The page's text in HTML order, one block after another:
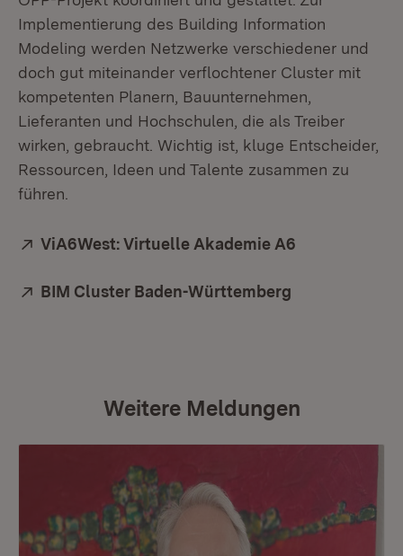
Implementierung des Building Information
Modeling werden Netzwerke verschiedener und
doch gut miteinander verflochtener Cluster mit
kompetenten Planern, Bauunternehmen,
Lieferanten und Hochschulen, die als Treiber
wirken, gebraucht. Wichtig ist, kluge Entscheider,
Ressourcen, Ideen und Talente zusammen zu
führen.
Extern:
ViA6West: Virtuelle Akademie A6
Extern:
BIM Cluster Baden-Württemberg
Weitere Meldungen